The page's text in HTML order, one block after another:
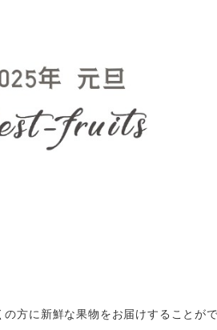
方に新鮮な果物をお届けすることが